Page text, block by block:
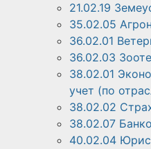
21.02.19
35.02.05
36.02.01
36.02.03
38.02.01
учет (по
38.02.02
38.02.07
40.02.04